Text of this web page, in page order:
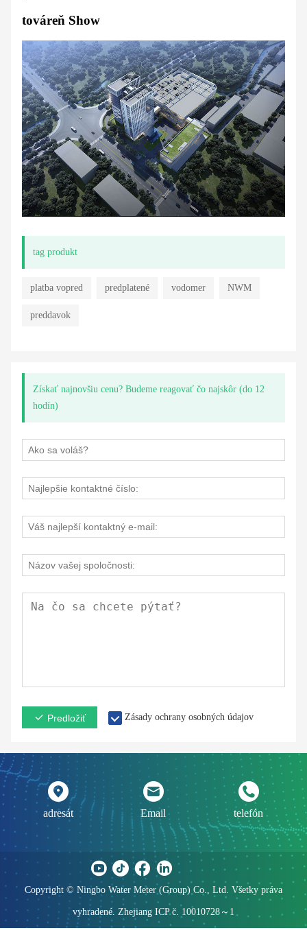
továreň Show
tag produkt
platba vopred predplatené vodomer NWM
preddavok
Získať najnovšiu cenu? Budeme reagovať čo najskôr (do 12
hodín)
Predložiť Zásady ochrany osobných údajov
adresát Email telefón
Copyright © Ningbo Water Meter (Group) Co., Ltd. Všetky práva
vyhradené. Zhejiang ICP č. 10010728～1